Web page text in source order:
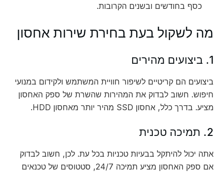
כסף בחודשים ובשנים הקרובות.
מה לשקול בעת בחירת שירות אחסון
1. ביצועים מהירים
ביצועים הם קריטיים לשיפור חוויית המשתמש ולקידום במנועי
חיפוש. חשוב לבדוק את המהירות שהשרת של ספק האחסון
מציע. בדרך כלל, אחסון SSD מהיר יותר מאחסון HDD.
2. תמיכה טכנית
אתה יכול להיתקל בבעיות טכניות בכל עת. לכן, חשוב לבדוק
אם ספק האחסון מציע תמיכה 24/7, סטטוסים של טכנאים